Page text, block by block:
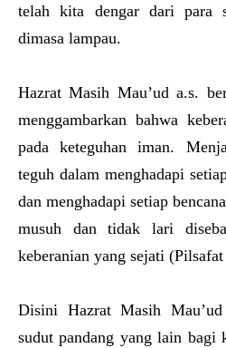
telah kita dengar dari para
dimasa lampau.
Hazrat Masih Mau’ud a.s.
menggambarkan bahwa
pada keteguhan iman.
teguh dalam menghadapi
dan menghadapi setiap
musuh dan tidak lari
keberanian yang sejati
Disini Hazrat Masih
sudut pandang yang lain bagi